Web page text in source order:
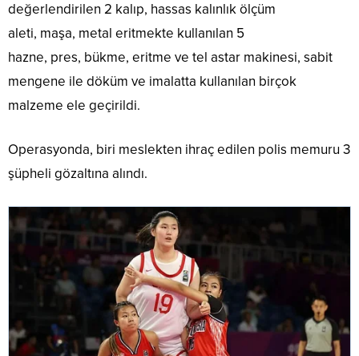
değerlendirilen 2 kalıp, hassas kalınlık ölçüm
aleti, maşa, metal eritmekte kullanılan 5
hazne, pres, bükme, eritme ve tel astar makinesi, sabit
mengene ile döküm ve imalatta kullanılan birçok
malzeme ele geçirildi.
Operasyonda, biri meslekten ihraç edilen polis memuru 3
şüpheli gözaltına alındı.